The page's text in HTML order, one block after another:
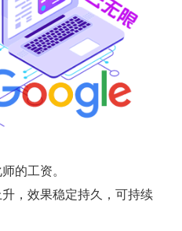
的工资。
，效果稳定持久，可持续